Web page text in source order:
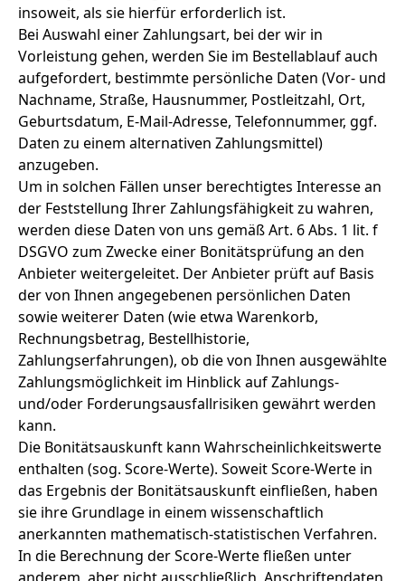
insoweit, als sie hierfür erforderlich ist.
Bei Auswahl einer Zahlungsart, bei der wir in
Vorleistung gehen, werden Sie im Bestellablauf auch
aufgefordert, bestimmte persönliche Daten (Vor- und
Nachname, Straße, Hausnummer, Postleitzahl, Ort,
Geburtsdatum, E-Mail-Adresse, Telefonnummer, ggf.
Daten zu einem alternativen Zahlungsmittel)
anzugeben.
Um in solchen Fällen unser berechtigtes Interesse an
der Feststellung Ihrer Zahlungsfähigkeit zu wahren,
werden diese Daten von uns gemäß Art. 6 Abs. 1 lit. f
DSGVO zum Zwecke einer Bonitätsprüfung an den
Anbieter weitergeleitet. Der Anbieter prüft auf Basis
der von Ihnen angegebenen persönlichen Daten
sowie weiterer Daten (wie etwa Warenkorb,
Rechnungsbetrag, Bestellhistorie,
Zahlungserfahrungen), ob die von Ihnen ausgewählte
Zahlungsmöglichkeit im Hinblick auf Zahlungs-
und/oder Forderungsausfallrisiken gewährt werden
kann.
Die Bonitätsauskunft kann Wahrscheinlichkeitswerte
enthalten (sog. Score-Werte). Soweit Score-Werte in
das Ergebnis der Bonitätsauskunft einfließen, haben
sie ihre Grundlage in einem wissenschaftlich
anerkannten mathematisch-statistischen Verfahren.
In die Berechnung der Score-Werte fließen unter